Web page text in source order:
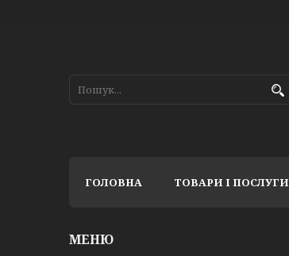
ГОЛОВНА ТОВАРИ І ПОСЛУГИ